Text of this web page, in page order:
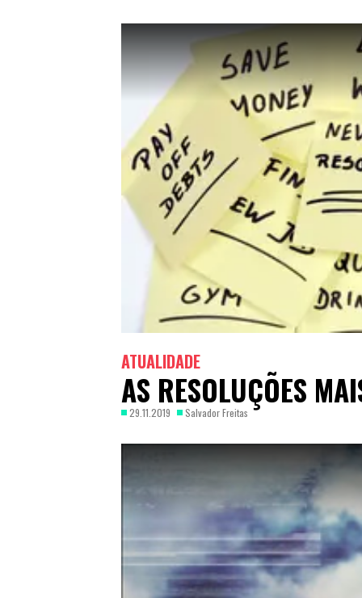
ATUALIDADE
AS RESOLUÇÕES
29.11.2019 Salvador Freitas